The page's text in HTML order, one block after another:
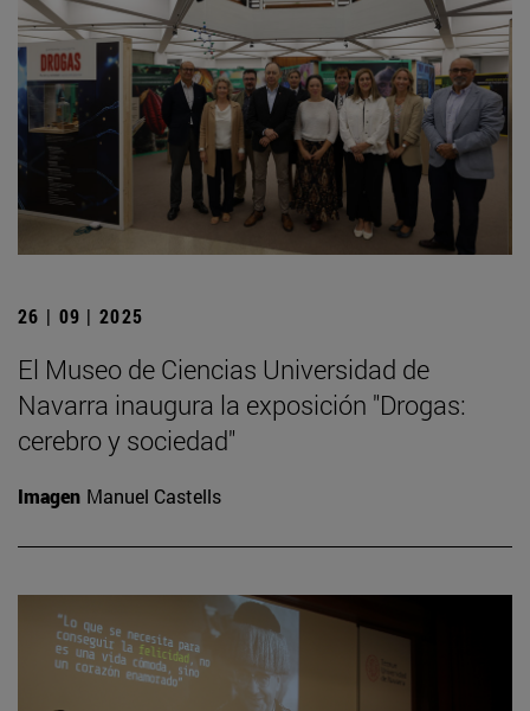
26 | 09 | 2025
El Museo de Ciencias Universidad de
Navarra inaugura la exposición "Drogas:
cerebro y sociedad"
Imagen Manuel Castells